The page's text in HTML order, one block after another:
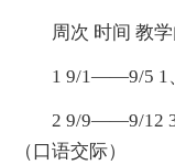
周次 时间 教
1 9/1——9/5 1
2 9/9——9/12
（口语交际）